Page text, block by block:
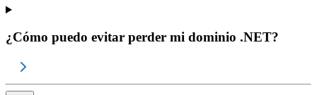
¿Cómo puedo evitar perder mi dominio .NET?